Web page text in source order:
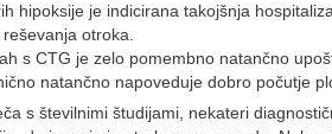
hipoksije je indicirana takojšnja
otroka.
s CTG je zelo pomembno natančno
natančno napoveduje dobro počutje
s številnimi študijami, nekateri